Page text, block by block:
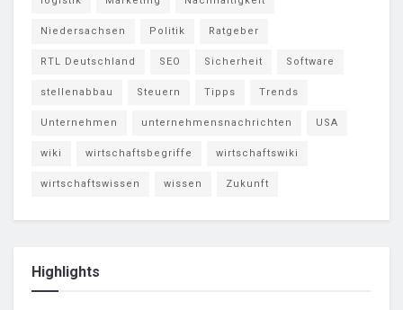
Niedersachsen Politik Ratgeber
RTL Deutschland SEO Sicherheit Software
stellenabbau Steuern Tipps Trends
Unternehmen unternehmensnachrichten USA
wiki wirtschaftsbegriffe wirtschaftswiki
wirtschaftswissen wissen Zukunft
Highlights